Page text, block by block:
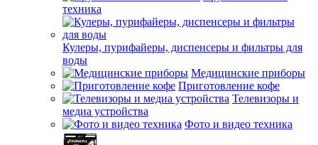
техника
Кулеры, пурифайеры, диспенсеры и фильтры для
воды
Медицинские приборы
Приготовление кофе
Телевизоры и
медиа устройства
Фото и видео техника